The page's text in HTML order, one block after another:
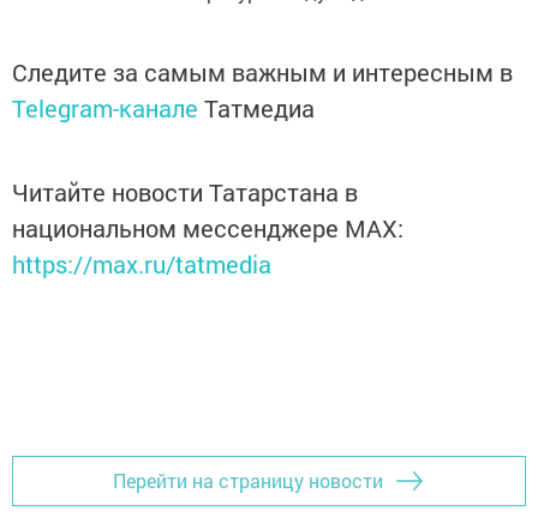
Следите за самым важным и интересным в
Telegram-канале Татмедиа
Читайте новости Татарстана в
национальном мессенджере MАХ:
https://max.ru/tatmedia
Перейти на страницу новости